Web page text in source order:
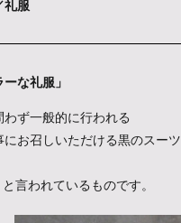
礼服
な礼服」
ず一般的に行われる
お召しいただける黒のスー
言われているものです。